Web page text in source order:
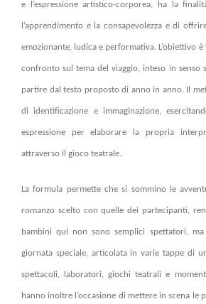
e l’espressione artistico-corporea, ha la
l’apprendimento e la consapevolezza e di
emozionante, ludica e performativa. L’obiettivo è
confronto sul tema del viaggio, inteso in senso
partire dal testo proposto di anno in anno. Il
di identificazione e immaginazione,
espressione per elaborare la propria
attraverso il gioco teatrale.
La formula permette che si sommino le
romanzo scelto con quelle dei partecipanti,
bambini qui non sono semplici spettatori,
giornata speciale, articolata in varie tappe di
spettacoli, laboratori, giochi teatrali e
hanno inoltre l’occasione di mettere in scena le